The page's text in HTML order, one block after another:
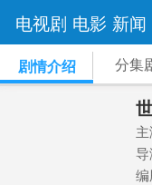
电视剧 电影 新闻
剧情介绍 分集
主
导
编